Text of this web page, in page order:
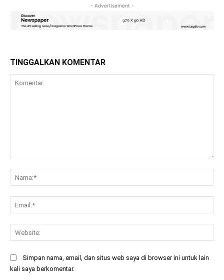
- Advertisement -
TINGGALKAN KOMENTAR
Simpan nama, email, dan situs web saya di browser ini untuk lain
kali saya berkomentar.